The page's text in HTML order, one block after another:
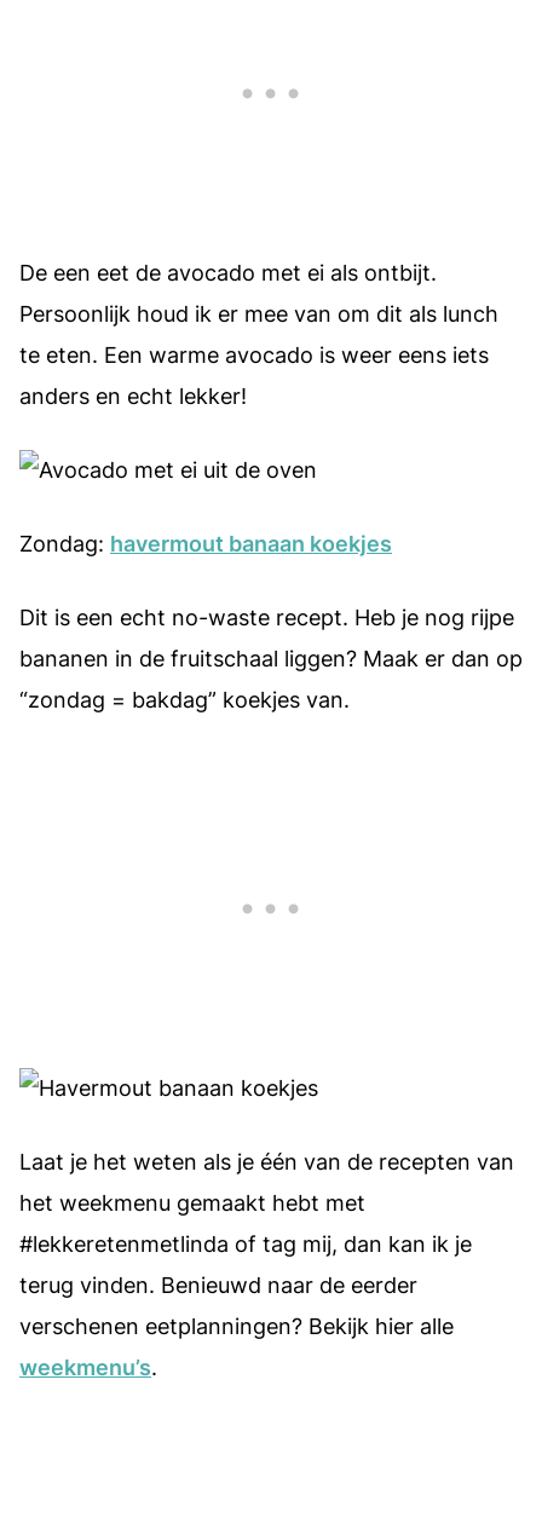
De een eet de avocado met ei als ontbijt.
Persoonlijk houd ik er mee van om dit als lunch
te eten. Een warme avocado is weer eens iets
anders en echt lekker!
Zondag: havermout banaan koekjes
Dit is een echt no-waste recept. Heb je nog rijpe
bananen in de fruitschaal liggen? Maak er dan op
“zondag = bakdag” koekjes van.
Laat je het weten als je één van de recepten van
het weekmenu gemaakt hebt met
#lekkeretenmetlinda of tag mij, dan kan ik je
terug vinden. Benieuwd naar de eerder
verschenen eetplanningen? Bekijk hier alle
weekmenu’s.